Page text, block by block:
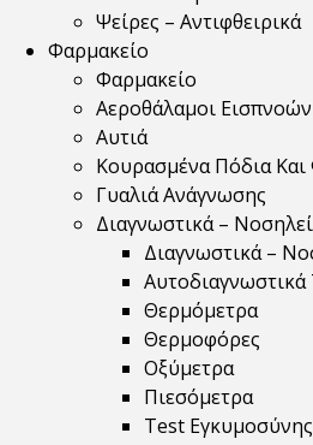
Ψείρες – Αντιφθειρικά
Φαρμακείο
Φαρμακείο
Αεροθάλαμοι Εισπνοών
Αυτιά
Κουρασμένα Πόδια Και
Γυαλιά Ανάγνωσης
Διαγνωστικά –
Διαγνωστικά –
Αυτοδιαγνωστικά
Θερμόμετρα
Θερμοφόρες
Οξύμετρα
Πιεσόμετρα
Test Εγκυμοσύνης